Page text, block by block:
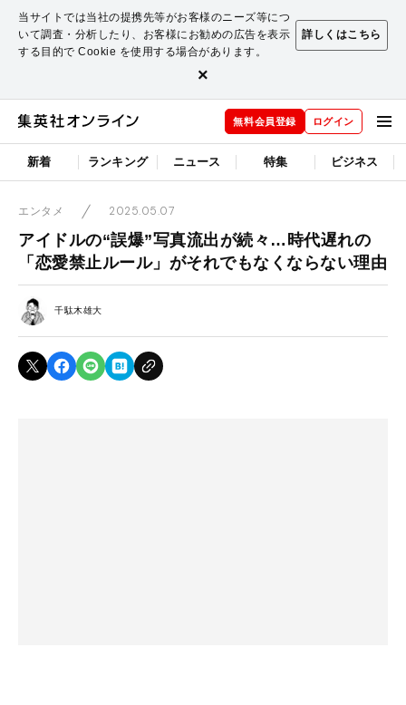
当サイトでは当社の提携先等がお客様のニーズ等につ
いて調査・分析したり、お客様にお勧めの広告を表示
する目的で Cookie を使用する場合があります。
詳しくはこちら
×
無料会員登録 ログイン
新着 ランキング ニュース 特集 ビジネス
エンタメ 2025.05.07
アイドルの“誤爆”写真流出が続々…時代遅れの
「恋愛禁止ルール」がそれでもなくならない理由
千駄木雄大